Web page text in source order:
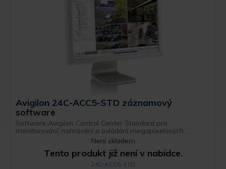
Avigilon 24C-ACC5-STD záznamový
software
Software Avigilon Control Center Standard pro
monitorování, nahrávání a ovládání megapixelových ...
Není skladem
Tento produkt již není v nabídce.
24C-ACC5-STD